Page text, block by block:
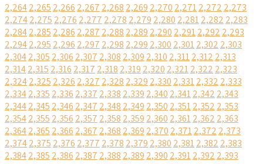
2,2642,265 2,266 2,267 2,268 2,269 2,270 2,2712,272 2,273
2,2742,275 2,276 2,277 2,278 2,279 2,280 2,2812,282 2,283
2,2842,285 2,286 2,287 2,288 2,289 2,290 2,2912,292 2,293
2,2942,295 2,296 2,297 2,298 2,299 2,300 2,3012,302 2,303
2,3042,305 2,306 2,307 2,308 2,309 2,310 2,3112,312 2,313
2,3142,315 2,316 2,317 2,318 2,319 2,320 2,3212,322 2,323
2,3242,325 2,326 2,327 2,328 2,329 2,330 2,3312,332 2,333
2,3342,335 2,336 2,337 2,338 2,339 2,340 2,3412,342 2,343
2,3442,345 2,346 2,347 2,348 2,349 2,350 2,3512,352 2,353
2,3542,355 2,356 2,357 2,358 2,359 2,360 2,3612,362 2,363
2,3642,365 2,366 2,367 2,368 2,369 2,370 2,3712,372 2,373
2,3742,375 2,376 2,377 2,378 2,379 2,380 2,3812,382 2,383
2,3842,385 2,386 2,387 2,388 2,389 2,390 2,3912,392 2,393